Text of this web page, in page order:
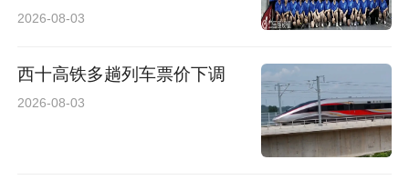
2026-08-03
西十高铁多趟列车票价下调
2026-08-03